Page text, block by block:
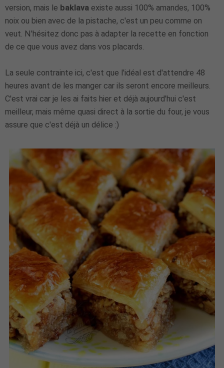
version, mais le baklava existe aussi 100% amandes, 100%
noix ou bien avec de la pistache, c'est un peu comme on
veut. N'hésitez donc pas à adapter la recette en fonction
de ce que vous avez dans vos placards.
La seule contrainte ici, c'est que l'idéal est d'attendre 48
heures avant de les manger car ils seront encore meilleurs.
C'est vrai car je les ai faits hier et déjà aujourd'hui c'est
meilleur, mais même quasi direct à la sortie du four, je vous
assure que c'est déjà un délice :)